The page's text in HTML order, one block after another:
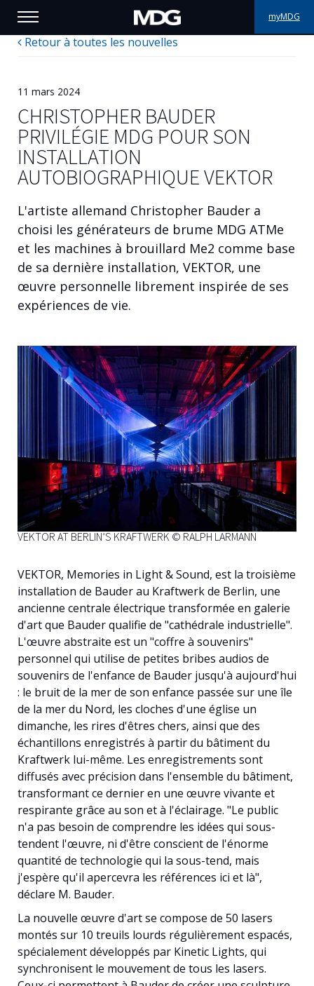
myMDG
SUPPORT
PORTFOLIO
À PROPOS
RENCONTREZ-NOUS
ACTUALITÉS
Contactez-nous
Retour à toutes les nouvelles
11 mars 2024
CHRISTOPHER BAUDER
PRIVILÉGIE MDG POUR SON
INSTALLATION
AUTOBIOGRAPHIQUE VEKTOR
L'artiste allemand Christopher Bauder a
choisi les générateurs de brume MDG ATMe
et les machines à brouillard Me2 comme base
de sa dernière installation, VEKTOR, une
œuvre personnelle librement inspirée de ses
expériences de vie.
VEKTOR AT BERLIN’S KRAFTWERK © RALPH LARMANN
VEKTOR, Memories in Light & Sound, est la troisième
installation de Bauder au Kraftwerk de Berlin, une
ancienne centrale électrique transformée en galerie
d'art que Bauder qualifie de "cathédrale industrielle".
L'œuvre abstraite est un "coffre à souvenirs"
personnel qui utilise de petites bribes audios de
souvenirs de l'enfance de Bauder jusqu'à aujourd'hui
: le bruit de la mer de son enfance passée sur une île
de la mer du Nord, les cloches d'une église un
dimanche, les rires d'êtres chers, ainsi que des
échantillons enregistrés à partir du bâtiment du
Kraftwerk lui-même. Les enregistrements sont
diffusés avec précision dans l'ensemble du bâtiment,
transformant ce dernier en une œuvre vivante et
respirante grâce au son et à l'éclairage. "Le public
n'a pas besoin de comprendre les idées qui sous-
tendent l'œuvre, ni d'être conscient de l'énorme
quantité de technologie qui la sous-tend, mais
j'espère qu'il apercevra les références ici et là",
déclare M. Bauder.
La nouvelle œuvre d'art se compose de 50 lasers
montés sur 10 treuils lourds régulièrement espacés,
spécialement développés par Kinetic Lights, qui
synchronisent le mouvement de tous les lasers.